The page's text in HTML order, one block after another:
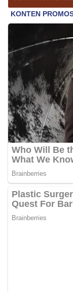
warga
Medan
hingga
rumah
oleh
dengan
masing-
akrab,